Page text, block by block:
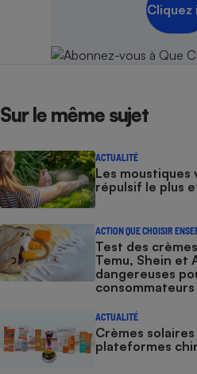
Cliquez
Sur le même sujet
ACTUALITÉ
Les moustiques
répulsif le plus
ACTION QUE CHOISIR
Test des
Temu, Shein et
dangereuses
consommateurs
ACTUALITÉ
Crèmes
plateformes